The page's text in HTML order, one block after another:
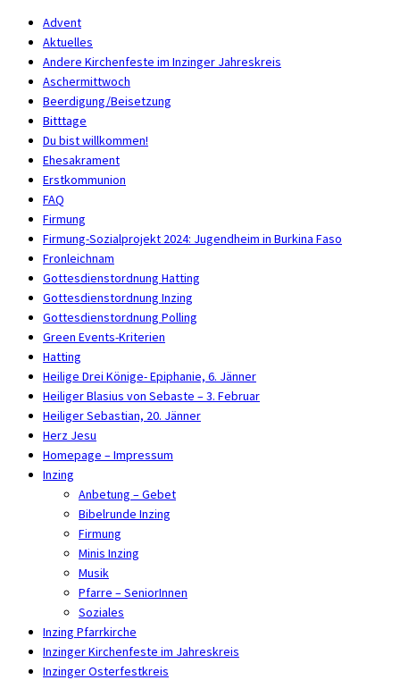
Advent
Aktuelles
Andere Kirchenfeste im Inzinger Jahreskreis
Aschermittwoch
Beerdigung/Beisetzung
Bitttage
Du bist willkommen!
Ehesakrament
Erstkommunion
FAQ
Firmung
Firmung-Sozialprojekt 2024: Jugendheim in Burkina Faso
Fronleichnam
Gottesdienstordnung Hatting
Gottesdienstordnung Inzing
Gottesdienstordnung Polling
Green Events-Kriterien
Hatting
Heilige Drei Könige- Epiphanie, 6. Jänner
Heiliger Blasius von Sebaste – 3. Februar
Heiliger Sebastian, 20. Jänner
Herz Jesu
Homepage – Impressum
Inzing
Anbetung – Gebet
Bibelrunde Inzing
Firmung
Minis Inzing
Musik
Pfarre – SeniorInnen
Soziales
Inzing Pfarrkirche
Inzinger Kirchenfeste im Jahreskreis
Inzinger Osterfestkreis